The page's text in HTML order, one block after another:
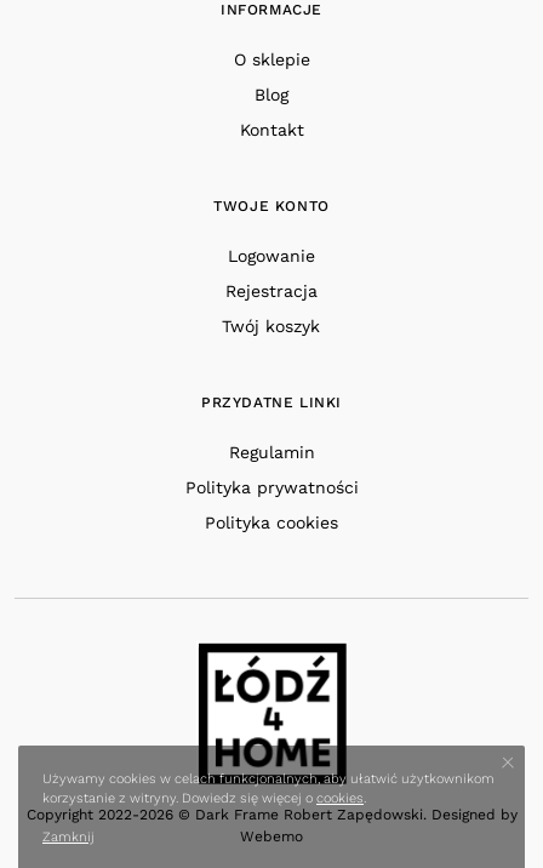
INFORMACJE
O sklepie
Blog
Kontakt
TWOJE KONTO
Logowanie
Rejestracja
Twój koszyk
PRZYDATNE LINKI
Regulamin
Polityka prywatności
Polityka cookies
Copyright 2022-2026 © Dark Frame Robert Zapędowski. Designed by
Webemo
Używamy cookies w celach funkcjonalnych, aby ułatwić użytkownikom
korzystanie z witryny. Dowiedz się więcej o cookies.
Zamknij